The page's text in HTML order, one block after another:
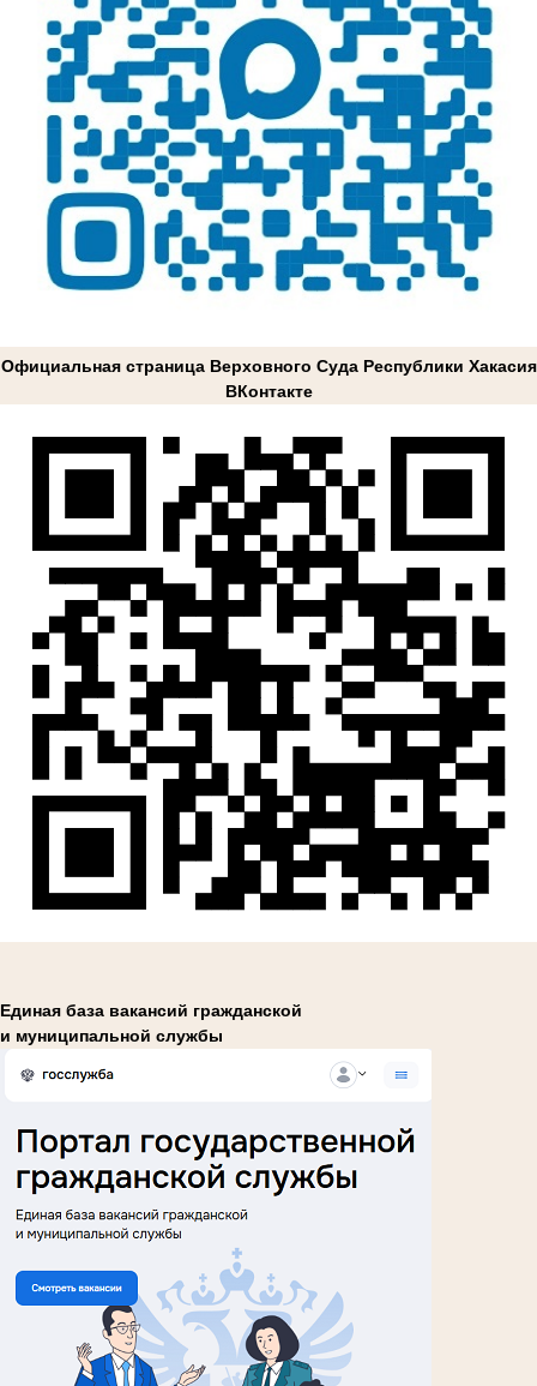
Официальная страница Верховного Суда Республики Хакасия
ВКонтакте
Единая база вакансий гражданской
и муниципальной службы